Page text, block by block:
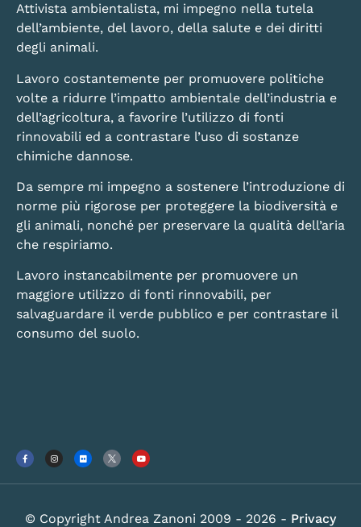
Attivista ambientalista, mi impegno nella tutela
dell’ambiente, del lavoro, della salute e dei diritti
degli animali.
Lavoro costantemente per promuovere politiche
volte a ridurre l’impatto ambientale dell’industria e
dell’agricoltura, a favorire l’utilizzo di fonti
rinnovabili ed a contrastare l’uso di sostanze
chimiche dannose.
Da sempre mi impegno a sostenere l’introduzione di
norme più rigorose per proteggere la biodiversità e
gli animali, nonché per preservare la qualità dell’aria
che respiriamo.
Lavoro instancabilmente per promuovere un
maggiore utilizzo di fonti rinnovabili, per
salvaguardare il verde pubblico e per contrastare il
consumo del suolo.
© Copyright Andrea Zanoni 2009 - 2026 - Privacy